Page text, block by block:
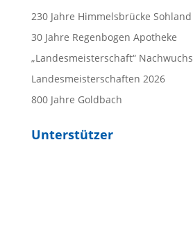
230 Jahre Himmelsbrücke Sohland
30 Jahre Regenbogen Apotheke
„Landesmeisterschaft“ Nachwuchs
Landesmeisterschaften 2026
800 Jahre Goldbach
Unterstützer